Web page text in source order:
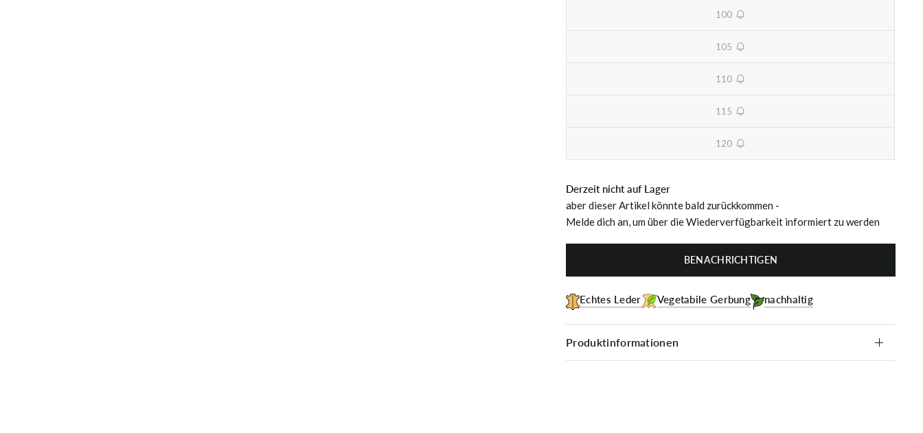
100
unavailable
105
unavailable
110
unavailable
115
unavailable
120
unavailable
Derzeit nicht auf Lager
aber dieser Artikel könnte bald zurückkommen -
Melde dich an, um über die Wiederverfügbarkeit informiert zu werden
BENACHRICHTIGEN
Echtes Leder Vegetabile Gerbung nachhaltig
Produktinformationen